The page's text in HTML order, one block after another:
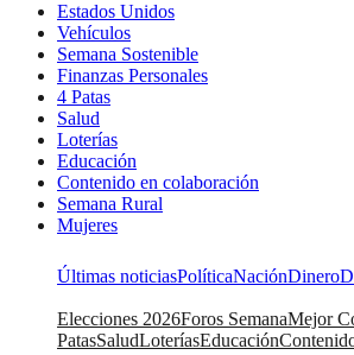
Estados Unidos
Vehículos
Semana Sostenible
Finanzas Personales
4 Patas
Salud
Loterías
Educación
Contenido en colaboración
Semana Rural
Mujeres
Últimas noticiasPolíticaNaciónDinero
Elecciones 2026Foros SemanaMejor
PatasSaludLoteríasEducación